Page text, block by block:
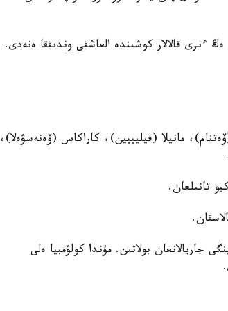
ءىرى قالالار كوشىندە العاشقى وندىققا ەنەدى.
مانيلا (فيليپپين)، كاراكاس (ۆەنەسۋەلا)،
تانىلعان.
جاريالانعان بولاتىن. مۇندا كولۋمبيا ەلى